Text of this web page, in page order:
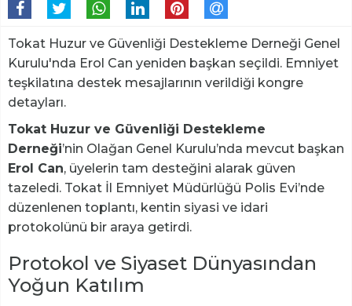
Tokat Huzur ve Güvenliği Destekleme Derneği Genel
Kurulu'nda Erol Can yeniden başkan seçildi. Emniyet
teşkilatına destek mesajlarının verildiği kongre
detayları.
Tokat Huzur ve Güvenliği Destekleme
Derneği’nin Olağan Genel Kurulu’nda mevcut başkan
Erol Can, üyelerin tam desteğini alarak güven
tazeledi. Tokat İl Emniyet Müdürlüğü Polis Evi’nde
düzenlenen toplantı, kentin siyasi ve idari
protokolünü bir araya getirdi.
Protokol ve Siyaset Dünyasından
Yoğun Katılım